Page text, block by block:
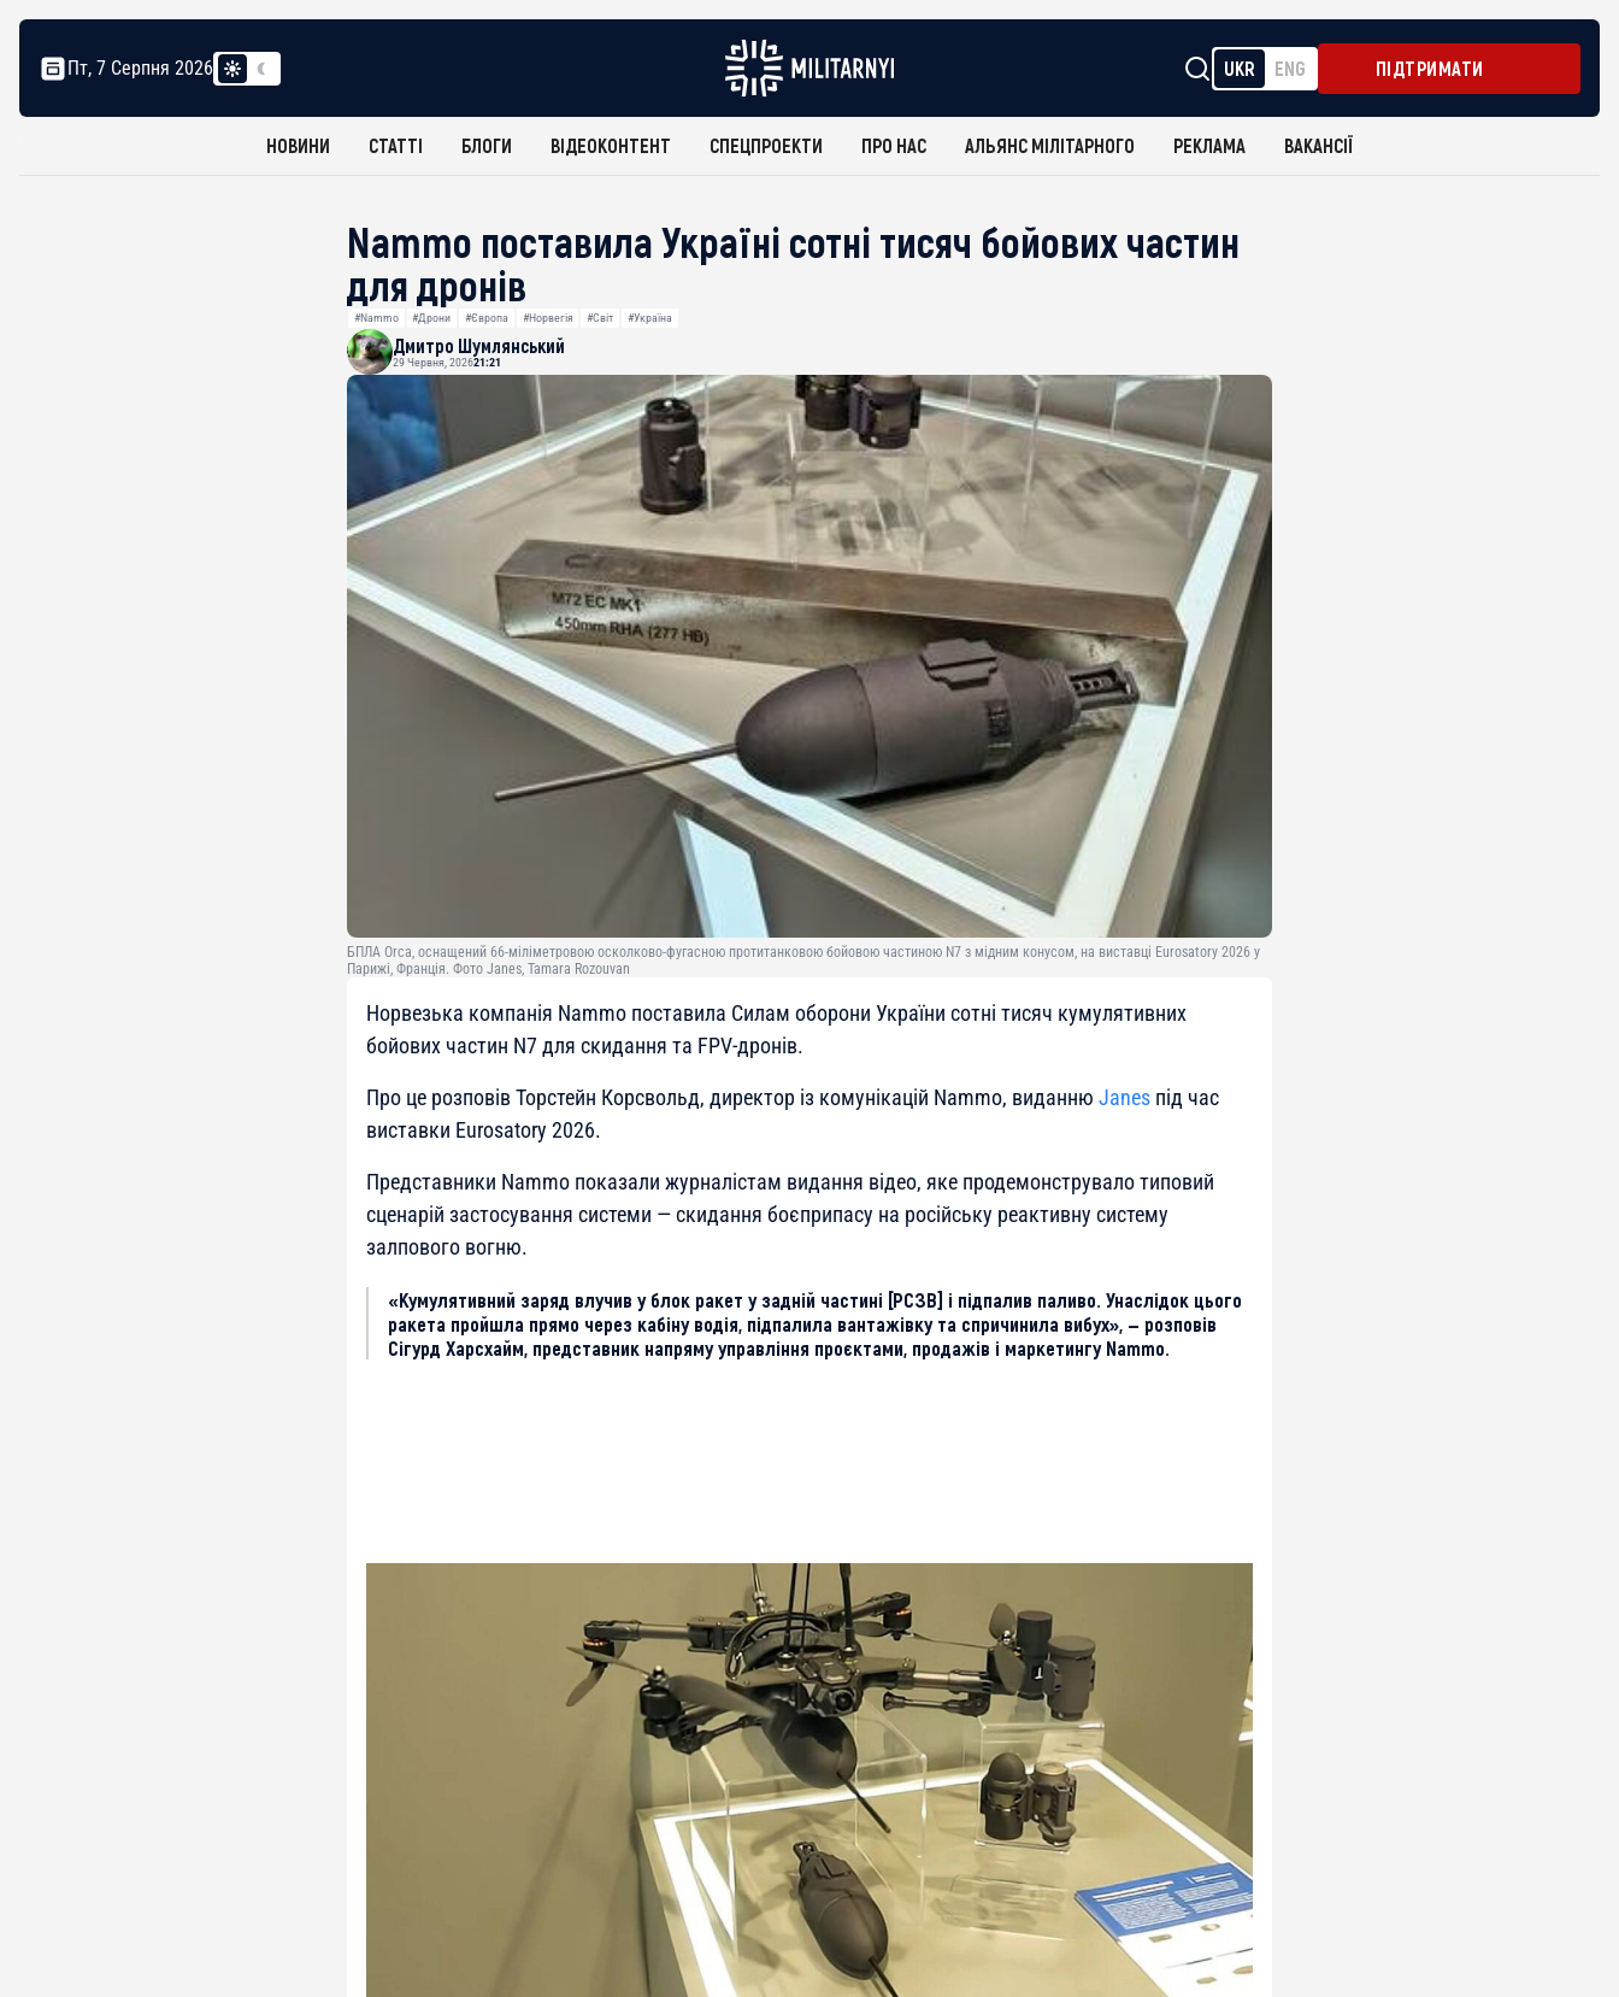
Пт, 7 Серпня 2026 UKR ENG ПІДТРИМАТИ
НОВИНИ СТАТТІ БЛОГИ ВІДЕОКОНТЕНТ СПЕЦПРОЕКТИ ПРО НАС АЛЬЯНС МІЛІТАРНОГО РЕКЛАМА ВАКАНСІЇ
Nammo поставила Україні сотні тисяч бойових частин
для дронів
#Nammo #Дрони #Європа #Норвегія #Світ #Україна
Дмитро Шумлянський
29 Червня, 202621:21
БПЛА Orca, оснащений 66-міліметровою осколково-фугасною протитанковою бойовою частиною N7 з мідним конусом, на виставці Eurosatory 2026 у
Парижі, Франція. Фото Janes, Tamara Rozouvan
Норвезька компанія Nammo поставила Силам оборони України сотні тисяч кумулятивних
бойових частин N7 для скидання та FPV-дронів.
Про це розповів Торстейн Корсвольд, директор із комунікацій Nammo, виданню Janes під час
виставки Eurosatory 2026.
Представники Nammo показали журналістам видання відео, яке продемонструвало типовий
сценарій застосування системи — скидання боєприпасу на російську реактивну систему
залпового вогню.
«Кумулятивний заряд влучив у блок ракет у задній частині [РСЗВ] і підпалив паливо. Унаслідок цього
ракета пройшла прямо через кабіну водія, підпалила вантажівку та спричинила вибух», — розповів
Сігурд Харсхайм, представник напряму управління проєктами, продажів і маркетингу Nammo.